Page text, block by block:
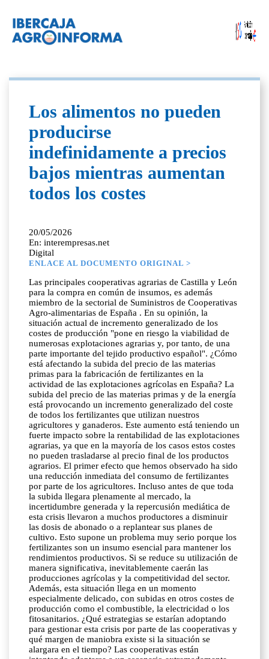
Los alimentos no pueden
producirse
indefinidamente a precios
bajos mientras aumentan
todos los costes
20/05/2026
En: interempresas.net
Digital
ENLACE AL DOCUMENTO ORIGINAL >
Las principales cooperativas agrarias de Castilla y León
para la compra en común de insumos, es además
miembro de la sectorial de Suministros de Cooperativas
Agro-alimentarias de España . En su opinión, la
situación actual de incremento generalizado de los
costes de producción "pone en riesgo la viabilidad de
numerosas explotaciones agrarias y, por tanto, de una
parte importante del tejido productivo español". ¿Cómo
está afectando la subida del precio de las materias
primas para la fabricación de fertilizantes en la
actividad de las explotaciones agrícolas en España? La
subida del precio de las materias primas y de la energía
está provocando un incremento generalizado del coste
de todos los fertilizantes que utilizan nuestros
agricultores y ganaderos. Este aumento está teniendo un
fuerte impacto sobre la rentabilidad de las explotaciones
agrarias, ya que en la mayoría de los casos estos costes
no pueden trasladarse al precio final de los productos
agrarios. El primer efecto que hemos observado ha sido
una reducción inmediata del consumo de fertilizantes
por parte de los agricultores. Incluso antes de que toda
la subida llegara plenamente al mercado, la
incertidumbre generada y la repercusión mediática de
esta crisis llevaron a muchos productores a disminuir
las dosis de abonado o a replantear sus planes de
cultivo. Esto supone un problema muy serio porque los
fertilizantes son un insumo esencial para mantener los
rendimientos productivos. Si se reduce su utilización de
manera significativa, inevitablemente caerán las
producciones agrícolas y la competitividad del sector.
Además, esta situación llega en un momento
especialmente delicado, con subidas en otros costes de
producción como el combustible, la electricidad o los
fitosanitarios. ¿Qué estrategias se estarían adoptando
para gestionar esta crisis por parte de las cooperativas y
qué margen de maniobra existe si la situación se
alargara en el tiempo? Las cooperativas están